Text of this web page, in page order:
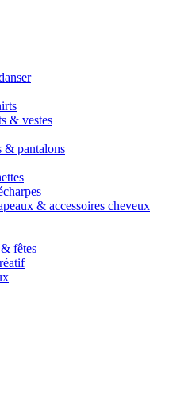
& vestes
& pantalons
& accessoires cheveux
fêtes